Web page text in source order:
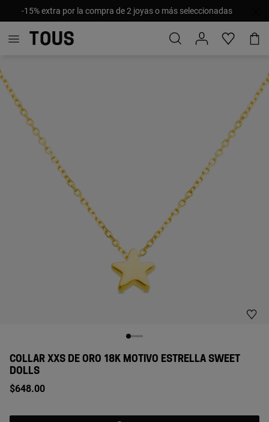
-15% extra por la compra de 2 joyas o más seleccionadas
COLLAR XXS DE ORO 18K MOTIVO ESTRELLA SWEET
DOLLS
$648.00